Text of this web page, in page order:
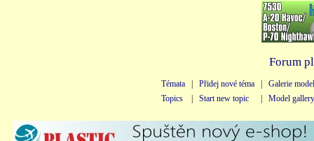
Forum
Témata Přidej nové téma
Galerie
Topics
Start new topic Model gallery